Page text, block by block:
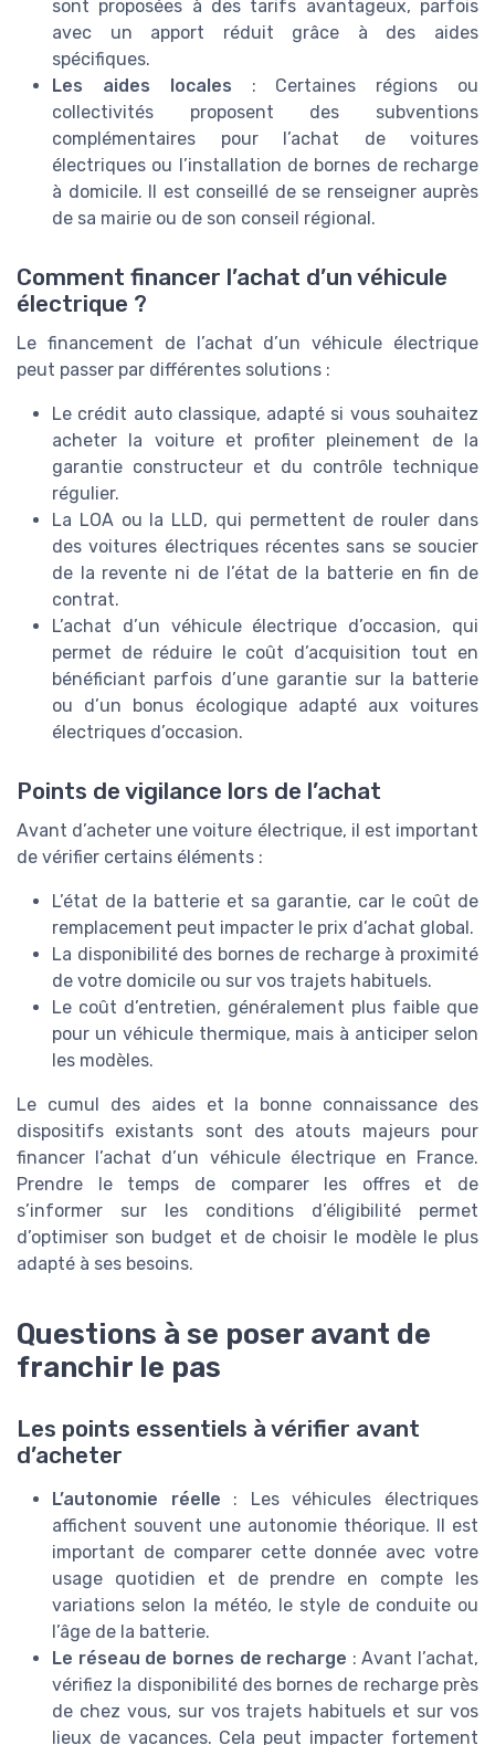
sont proposées à des tarifs avantageux, parfois
avec un apport réduit grâce à des aides
spécifiques.
Les aides locales : Certaines régions ou
collectivités proposent des subventions
complémentaires pour l’achat de voitures
électriques ou l’installation de bornes de recharge
à domicile. Il est conseillé de se renseigner auprès
de sa mairie ou de son conseil régional.
Comment financer l’achat d’un véhicule
électrique ?
Le financement de l’achat d’un véhicule électrique
peut passer par différentes solutions :
Le crédit auto classique, adapté si vous souhaitez
acheter la voiture et profiter pleinement de la
garantie constructeur et du contrôle technique
régulier.
La LOA ou la LLD, qui permettent de rouler dans
des voitures électriques récentes sans se soucier
de la revente ni de l’état de la batterie en fin de
contrat.
L’achat d’un véhicule électrique d’occasion, qui
permet de réduire le coût d’acquisition tout en
bénéficiant parfois d’une garantie sur la batterie
ou d’un bonus écologique adapté aux voitures
électriques d’occasion.
Points de vigilance lors de l’achat
Avant d’acheter une voiture électrique, il est important
de vérifier certains éléments :
L’état de la batterie et sa garantie, car le coût de
remplacement peut impacter le prix d’achat global.
La disponibilité des bornes de recharge à proximité
de votre domicile ou sur vos trajets habituels.
Le coût d’entretien, généralement plus faible que
pour un véhicule thermique, mais à anticiper selon
les modèles.
Le cumul des aides et la bonne connaissance des
dispositifs existants sont des atouts majeurs pour
financer l’achat d’un véhicule électrique en France.
Prendre le temps de comparer les offres et de
s’informer sur les conditions d’éligibilité permet
d’optimiser son budget et de choisir le modèle le plus
adapté à ses besoins.
Questions à se poser avant de
franchir le pas
Les points essentiels à vérifier avant
d’acheter
L’autonomie réelle : Les véhicules électriques
affichent souvent une autonomie théorique. Il est
important de comparer cette donnée avec votre
usage quotidien et de prendre en compte les
variations selon la météo, le style de conduite ou
l’âge de la batterie.
Le réseau de bornes de recharge : Avant l’achat,
vérifiez la disponibilité des bornes de recharge près
de chez vous, sur vos trajets habituels et sur vos
lieux de vacances. Cela peut impacter fortement